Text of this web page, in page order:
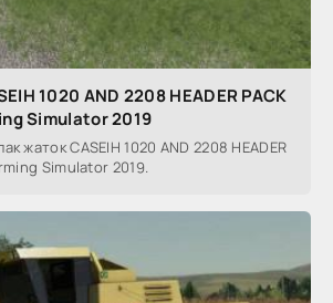
1020 AND 2208 HEADER PACK
Simulator 2019
жаток CASEIH 1020 AND 2208 HEADER
Simulator 2019.